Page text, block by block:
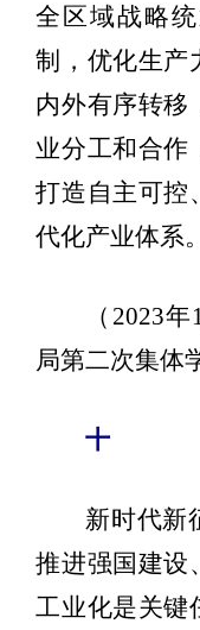
全区域战略
制，优化生产
内外有序转移
业分工和合作
打造自主可控
代化产业体系。
（2023
局第二次集体
十
新时代新
推进强国建设
工业化是关键